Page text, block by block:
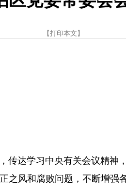
【 打印本文 】
传达学习中央有关会议精神
风和腐败问题，不断增强